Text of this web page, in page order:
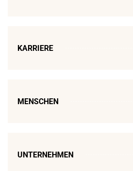
KARRIERE
MENSCHEN
UNTERNEHMEN